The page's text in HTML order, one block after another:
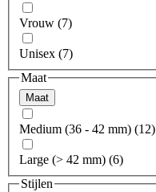
Vrouw (7)
Unisex (7)
Maat
Maat
Medium (36 - 42 mm) (12)
Large (> 42 mm) (6)
Stijlen